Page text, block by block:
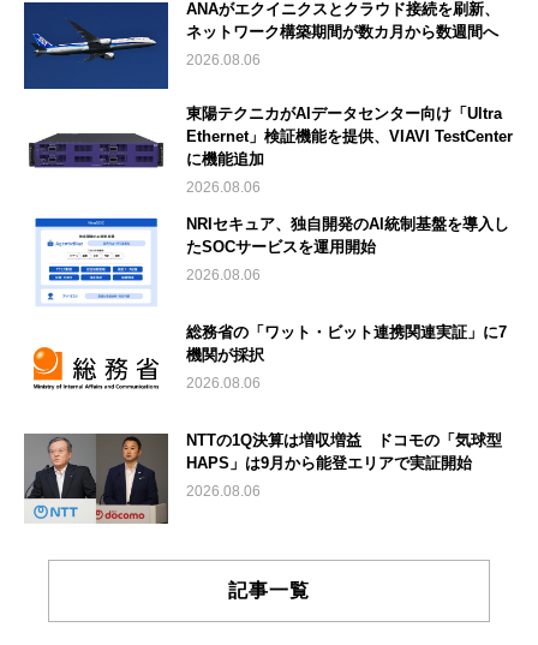
ANAがエクイニクスとクラウド接続を刷新、
ネットワーク構築期間が数カ月から数週間へ
2026.08.06
東陽テクニカがAIデータセンター向け「Ultra
Ethernet」検証機能を提供、VIAVI TestCenter
に機能追加
2026.08.06
NRIセキュア、独自開発のAI統制基盤を導入し
たSOCサービスを運用開始
2026.08.06
総務省の「ワット・ビット連携関連実証」に7
機関が採択
2026.08.06
NTTの1Q決算は増収増益 ドコモの「気球型
HAPS」は9月から能登エリアで実証開始
2026.08.06
記事一覧